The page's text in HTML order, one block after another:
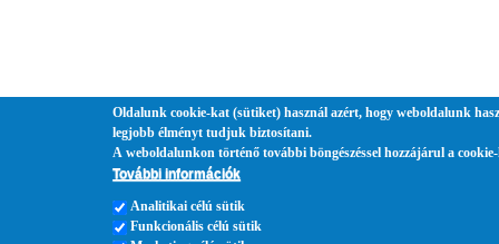
Oldalunk cookie-kat (sütiket) használ azért, hogy weboldalunk
legjobb élményt tudjuk biztosítani.
A weboldalunkon történő további böngészéssel hozzájárul a
További információk
Analitikai célú sütik
Funkcionális célú sütik